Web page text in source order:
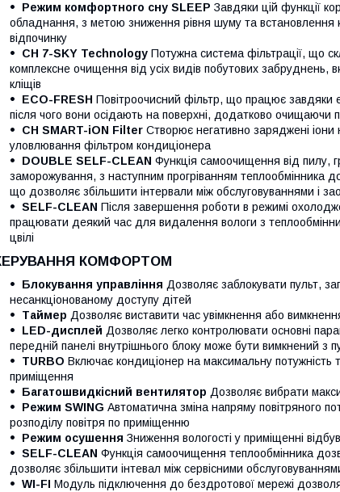
Режим комфортного сну SLEEP Завдяки цій функції
обладнання, з метою зниження рівня шуму та встановлення
відпочинку
CH 7-SKY Technology Потужна система фільтрації, що
комплексне очищення від усіх видів побутових
кліщів
ECO-FRESH Повітроочисний фільтр, що працює завдяки
після чого вони осідають на поверхні, додатково очищаючи
CH SMART-iON Filter Створює негативно заряджені
уловлювання фільтром кондиціонера
DOUBLE SELF-CLEAN Функція самоочищення від пилу,
заморожування, з наступним прогріванням
що дозволяє збільшити інтервали між обслуговуваннями і
SELF-CLEAN Після завершення роботи в режимі
працювати деякий час для видалення вологи з
цвілі
КОМФОРТОМ
Блокування управління Дозволяє заблокувати пульт,
несанкціонованому доступу дітей
Таймер Дозволяє виставити час увімкнення або
LED-дисплей Дозволяє легко контролювати основні
передній панелі внутрішнього блоку може бути вимкнений з
TURBO Включає кондиціонер на максимальну
приміщення
Багатошвидкісний вентилятор Дозволяє вибрати
Режим SWING Автоматична зміна напряму повітряного
розподілу повітря по приміщенню
Режим осушення Зниження вологості у приміщенні
SELF-CLEAN Функція самоочищення теплообмінника
дозволяє збільшити інтевал між сервісними
WI-FI Модуль підключення до бездротової мережі